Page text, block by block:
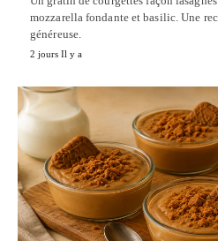
mozzarella fondante et basilic. Une
généreuse.
2 jours Il y a